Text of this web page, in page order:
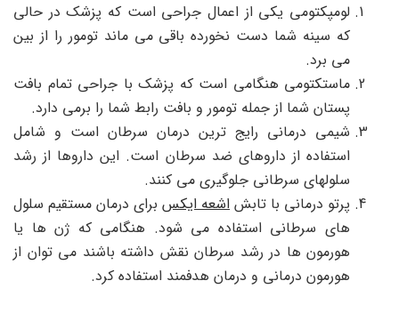
لومپکتومی یکی از اعمال جراحی است که پزشک در حالی
که سینه شما دست نخورده باقی می ماند تومور را از بین
می برد.
ماستکتومی هنگامی است که پزشک با جراحی تمام بافت
پستان شما از جمله تومور و بافت رابط شما را برمی دارد.
شیمی درمانی رایج ترین درمان سرطان است و شامل
استفاده از داروهای ضد سرطان است. این داروها از رشد
سلولهای سرطانی جلوگیری می کنند.
پرتو درمانی با تابش اشعه ایکس برای درمان مستقیم سلول
های سرطانی استفاده می شود. هنگامی که ژن ها یا
هورمون ها در رشد سرطان نقش داشته باشند می توان از
هورمون درمانی و درمان هدفمند استفاده کرد.